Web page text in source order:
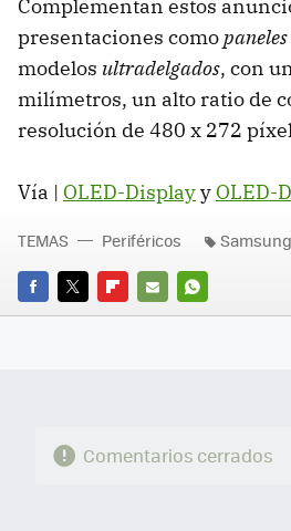
Complementan estos
presentaciones como
modelos ultradelgados, con
milímetros, un alto ratio de
resolución de 480 x 272
Vía | OLED-Displayy OLED-
FACEBOOK
TWITTERFLIPBOARD
E-
WHATSAPP
TEMAS Periféricos Samsung
Comentarios cerrados